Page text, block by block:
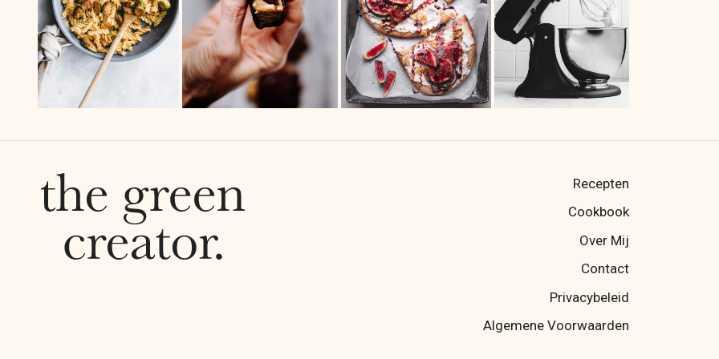
Recepten
Cookbook
Over Mij
Contact
Privacybeleid
Algemene Voorwaarden